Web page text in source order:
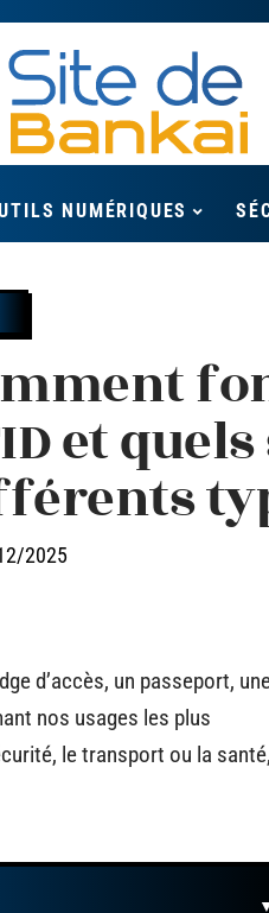
NUMÉRIQUES
et
2025
d’accès, un passeport,
nos usages les plus
le transport ou la santé,